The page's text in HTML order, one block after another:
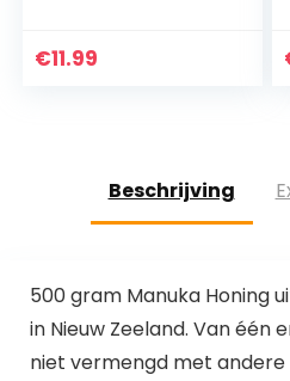
€11.99
Beschrijving
500 gram Manuka Honing
in Nieuw Zeeland. Van één
niet vermengd met